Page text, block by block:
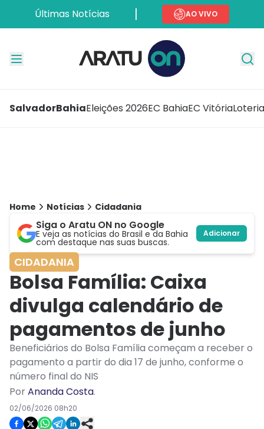
Últimas Notícias AO VIVO
SalvadorBahiaEleições 2026EC BahiaEC Vitória
Home Notícias Cidadania
Siga o Aratu ON no Google
E veja as notícias do Brasil e da Bahia
com destaque nas suas buscas.
Adicionar
CIDADANIA
Bolsa Família: Caixa
divulga calendário de
pagamentos de junho
Beneficiários do Bolsa Família começam a receber o
pagamento a partir do dia 17 de junho, conforme o
número final do NIS
PorAnanda Costa.
02/06/2026 08h20